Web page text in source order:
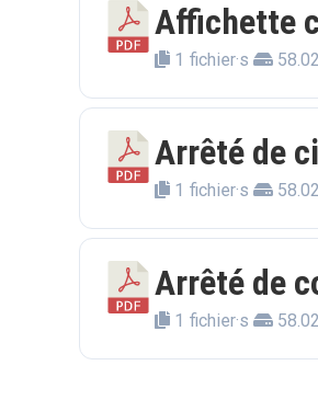
Affichette
1 fichier·s
Arrêté de
1 fichier·s
Arrêté de
1 fichier·s